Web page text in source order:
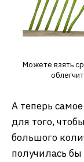
Можете взять
А теперь
для того,
большого
получилась